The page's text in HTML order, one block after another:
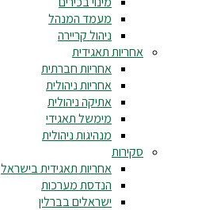
מעמד המנהל
ניהול קריירה
אחריות תאגידית
אחריות חברתית
אחריות ניהולית
אתיקה ניהולית
מימשל תאגידי
מנהיגות ניהולית
סקירות
אחריות תאגידית בישראל
הנדסת מערכות
ישראלים בברלין